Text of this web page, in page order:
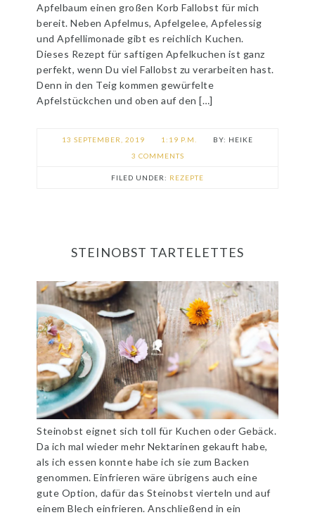
Apfelbaum einen großen Korb Fallobst für mich
bereit. Neben Apfelmus, Apfelgelee, Apfelessig
und Apfellimonade gibt es reichlich Kuchen.
Dieses Rezept für saftigen Apfelkuchen ist ganz
perfekt, wenn Du viel Fallobst zu verarbeiten hast.
Denn in den Teig kommen gewürfelte
Apfelstückchen und oben auf den […]
13 SEPTEMBER, 2019 1:19 P.M.
HEIKE
3 COMMENTS
FILED UNDER: REZEPTE
STEINOBST TARTELETTES
Steinobst eignet sich toll für Kuchen oder Gebäck.
Da ich mal wieder mehr Nektarinen gekauft habe,
als ich essen konnte habe ich sie zum Backen
genommen. Einfrieren wäre übrigens auch eine
gute Option, dafür das Steinobst vierteln und auf
einem Blech einfrieren. Anschließend in ein